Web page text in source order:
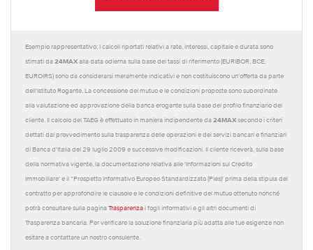
Esempio rappresentativo: I calcoli riportati relativi a rate, interessi, capitale e durata sono
stimati da 24MAX alla data odierna sulla base dei tassi di riferimento (EURIBOR, BCE,
EUROIRS) sono da considerarsi meramente indicativi e non costituiscono un'offerta da parte
dell'Istituto Rogante. La concessione del mutuo e le condizioni proposte sono subordinate
alla valutazione ed approvazione della banca erogante sulla base del profilo finanziario del
cliente. Il calcolo del TAEG è effettuato in maniera indipendente da 24MAX secondo i criteri
dettati dal provvedimento sulla trasparenza delle operazioni e dei servizi bancari e finanziari
di Banca d'Italia del 29 luglio 2009 e successive modificazioni. Il cliente riceverà, sulla base
della normativa vigente, la documentazione relativa alle 'Informazioni sul Credito
Immobiliare' e il “Prospetto Informativo Europeo Standardizzato (Pies)' prima della stipula del
contratto per approfondire le clausole e le condizioni definitive del mutuo ottenuto nonché
potrà consultare sulla pagina Trasparenza i fogli informativi e gli altri documenti di
Trasparenza bancaria. Per verificare la soluzione finanziaria più adatta alle tue esigenze non
esitare a contattare un nostro consulente.